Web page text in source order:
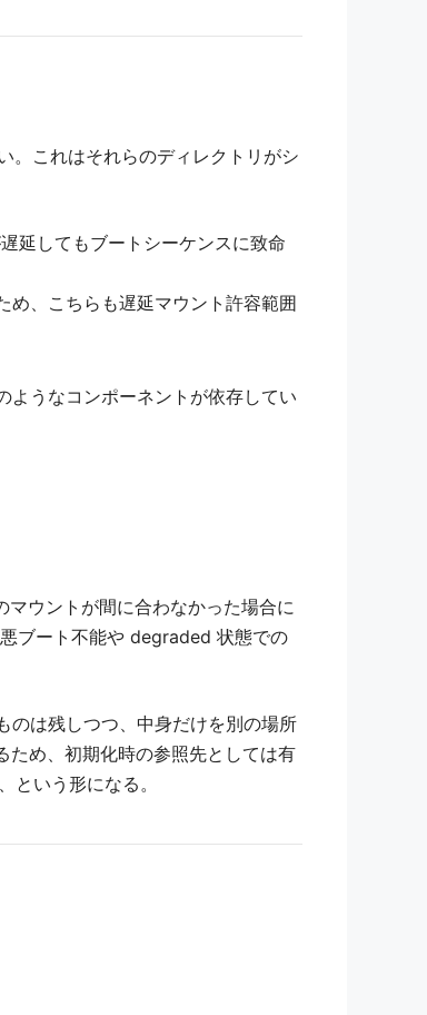
これはそれらのディレクトリがシ
延してもブートシーケンスに致命
、こちらも遅延マウント許容範囲
うなコンポーネントが依存してい
ウントが間に合わなかった場合に
ブート不能や degraded 状態での
は残しつつ、中身だけを別の場所
め、初期化時の参照先としては有
いう形になる。